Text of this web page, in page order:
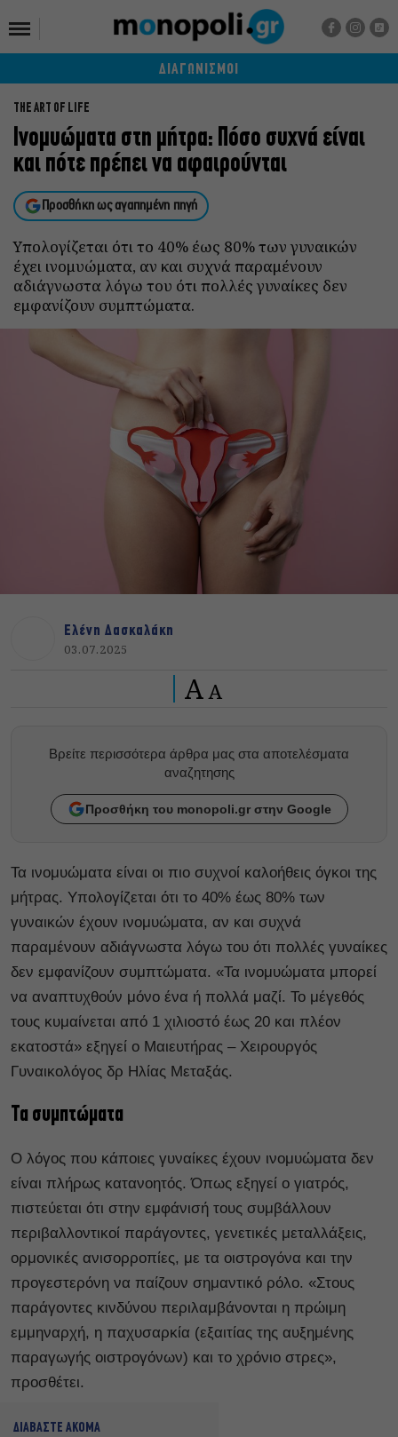
ΔΙΑΓΩΝΙΣΜΟΙ
THE ART OF LIFE
Ινομυώματα στη μήτρα: Πόσο συχνά είναι
και πότε πρέπει να αφαιρούνται
Προσθήκη ως αγαπημένη πηγή
Υπολογίζεται ότι το 40% έως 80% των γυναικών
έχει ινομυώματα, αν και συχνά παραμένουν
αδιάγνωστα λόγω του ότι πολλές γυναίκες δεν
εμφανίζουν συμπτώματα.
Ελένη Δασκαλάκη
03.07.2025
A A
Βρείτε περισσότερα άρθρα μας στα αποτελέσματα
αναζητησης
Προσθήκη του monopoli.gr στην Google
Τα ινομυώματα είναι οι πιο συχνοί καλοήθεις όγκοι της
μήτρας. Υπολογίζεται ότι το 40% έως 80% των
γυναικών έχουν ινομυώματα, αν και συχνά
παραμένουν αδιάγνωστα λόγω του ότι πολλές γυναίκες
δεν εμφανίζουν συμπτώματα. «Τα ινομυώματα μπορεί
να αναπτυχθούν μόνο ένα ή πολλά μαζί. Το μέγεθός
τους κυμαίνεται από 1 χιλιοστό έως 20 και πλέον
εκατοστά» εξηγεί ο Μαιευτήρας – Χειρουργός
Γυναικολόγος δρ Ηλίας Μεταξάς.
Τα συμπτώματα
Ο λόγος που κάποιες γυναίκες έχουν ινομυώματα δεν
είναι πλήρως κατανοητός. Όπως εξηγεί ο γιατρός,
πιστεύεται ότι στην εμφάνισή τους συμβάλλουν
περιβαλλοντικοί παράγοντες, γενετικές μεταλλάξεις,
ορμονικές ανισορροπίες, με τα οιστρογόνα και την
προγεστερόνη να παίζουν σημαντικό ρόλο. «Στους
παράγοντες κινδύνου περιλαμβάνονται η πρώιμη
εμμηναρχή, η παχυσαρκία (εξαιτίας της αυξημένης
παραγωγής οιστρογόνων) και το χρόνιο στρες»,
προσθέτει.
ΔΙΑΒΑΣΤΕ ΑΚΟΜΑ